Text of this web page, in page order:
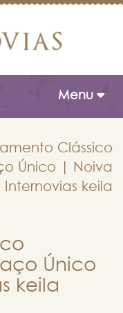
Toggle
Menu
Clássico
Único | Noiva
Internovias keila
Único
keila